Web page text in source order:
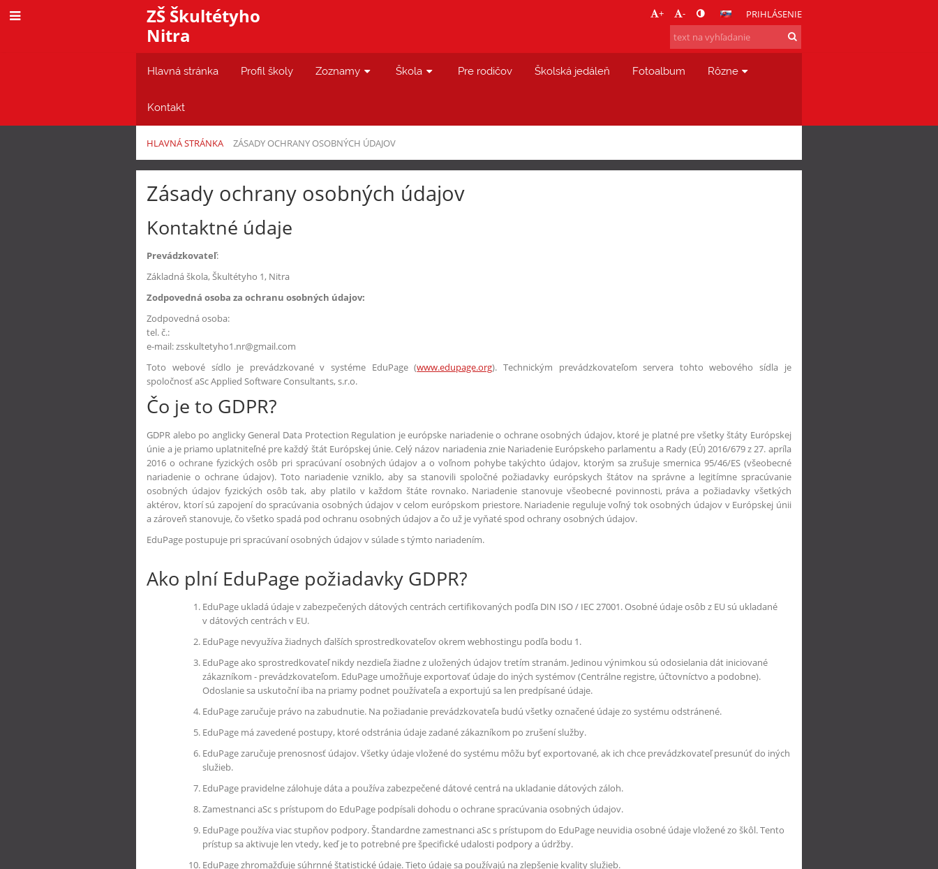
ZŠ Škultétyho
Nitra
+ - PRIHLÁSENIE
Hlavná stránka Profil školy Zoznamy Škola Pre rodičov Školská jedáleň Fotoalbum Rôzne
Kontakt
HLAVNÁ STRÁNKA ZÁSADY OCHRANY OSOBNÝCH ÚDAJOV
Zásady
ochrany
osobných
údajov
Zásady ochrany osobných údajov
Kontaktné údaje
Prevádzkovateľ:
Základná škola, Škultétyho 1, Nitra
Zodpovedná osoba za ochranu osobných údajov:
Zodpovedná osoba:
tel. č.:
e-mail: zsskultetyho1.nr@gmail.com
Toto webové sídlo je prevádzkované v systéme EduPage (www.edupage.org). Technickým prevádzkovateľom servera tohto webového sídla je
spoločnosť aSc Applied Software Consultants, s.r.o.
Čo je to GDPR?
GDPR alebo po anglicky General Data Protection Regulation je európske nariadenie o ochrane osobných údajov, ktoré je platné pre všetky štáty Európskej
únie a je priamo uplatniteľné pre každý štát Európskej únie. Celý názov nariadenia znie Nariadenie Európskeho parlamentu a Rady (EÚ) 2016/679 z 27. apríla
2016 o ochrane fyzických osôb pri spracúvaní osobných údajov a o voľnom pohybe takýchto údajov, ktorým sa zrušuje smernica 95/46/ES (všeobecné
nariadenie o ochrane údajov). Toto nariadenie vzniklo, aby sa stanovili spoločné požiadavky európskych štátov na správne a legitímne spracúvanie
osobných údajov fyzických osôb tak, aby platilo v každom štáte rovnako. Nariadenie stanovuje všeobecné povinnosti, práva a požiadavky všetkých
aktérov, ktorí sú zapojení do spracúvania osobných údajov v celom európskom priestore. Nariadenie reguluje voľný tok osobných údajov v Európskej únii
a zároveň stanovuje, čo všetko spadá pod ochranu osobných údajov a čo už je vyňaté spod ochrany osobných údajov.
EduPage postupuje pri spracúvaní osobných údajov v súlade s týmto nariadením.
Ako plní EduPage požiadavky GDPR?
EduPage ukladá údaje v zabezpečených dátových centrách certifikovaných podľa DIN ISO / IEC 27001. Osobné údaje osôb z EU sú ukladané
v dátových centrách v EU.
EduPage nevyužíva žiadnych ďalších sprostredkovateľov okrem webhostingu podľa bodu 1.
EduPage ako sprostredkovateľ nikdy nezdieľa žiadne z uložených údajov tretím stranám. Jedinou výnimkou sú odosielania dát iniciované
zákazníkom - prevádzkovateľom. EduPage umožňuje exportovať údaje do iných systémov (Centrálne registre, účtovníctvo a podobne).
Odoslanie sa uskutoční iba na priamy podnet používateľa a exportujú sa len predpísané údaje.
EduPage zaručuje právo na zabudnutie. Na požiadanie prevádzkovateľa budú všetky označené údaje zo systému odstránené.
EduPage má zavedené postupy, ktoré odstránia údaje zadané zákazníkom po zrušení služby.
EduPage zaručuje prenosnosť údajov. Všetky údaje vložené do systému môžu byť exportované, ak ich chce prevádzkovateľ presunúť do iných
služieb.
EduPage pravidelne zálohuje dáta a používa zabezpečené dátové centrá na ukladanie dátových záloh.
Zamestnanci aSc s prístupom do EduPage podpísali dohodu o ochrane spracúvania osobných údajov.
EduPage používa viac stupňov podpory. Štandardne zamestnanci aSc s prístupom do EduPage neuvidia osobné údaje vložené zo škôl. Tento
prístup sa aktivuje len vtedy, keď je to potrebné pre špecifické udalosti podpory a údržby.
EduPage zhromažďuje súhrnné štatistické údaje. Tieto údaje sa používajú na zlepšenie kvality služieb.